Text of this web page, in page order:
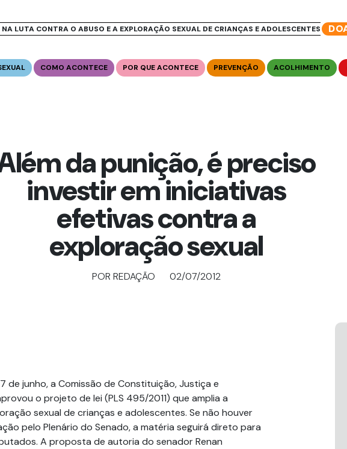
NA LUTA CONTRA O ABUSO E A EXPLORAÇÃO SEXUAL DE CRIANÇAS E ADOLESCENTES
COMO ACONTECE POR QUE ACONTECE PREVENÇÃO ACOLHIMENTO
da punição, é preciso
investir em iniciativas
efetivas contra a
exploração sexual
POR REDAÇÃO 02/07/2012
de junho, a Comissão de Constituição, Justiça e
o projeto de lei (PLS 495/2011) que amplia a
sexual de crianças e adolescentes. Se não houver
pelo Plenário do Senado, a matéria seguirá direto para
A proposta de autoria do senador Renan